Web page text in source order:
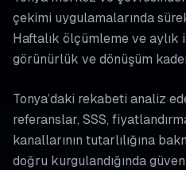
çekimi uygulamalarında
Haftalık ölçümleme ve
görünürlük ve dönüşüm
Tonya’daki rekabeti analiz
referanslar, SSS,
kanallarının tutarlılığına
doğru kurgulandığında